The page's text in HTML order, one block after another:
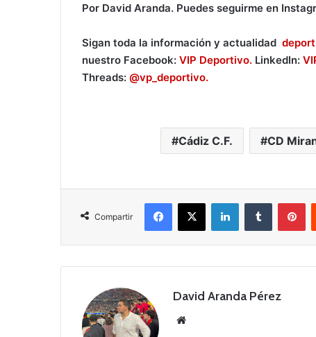
Por David Aranda. Puedes seguirme en
Sigan toda la información y actualidad
nuestro Facebook: VIP Deportivo. LinkedIn:
Threads: @vp_deportivo.
Cádiz C.F. CD
Compartir
David Aranda Pérez